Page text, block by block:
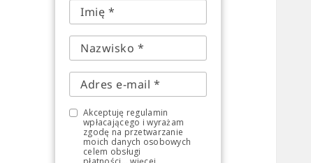
Akceptuję regulamin
wpłacającego i wyrażam
zgodę na przetwarzanie
moich danych osobowych
celem obsługi